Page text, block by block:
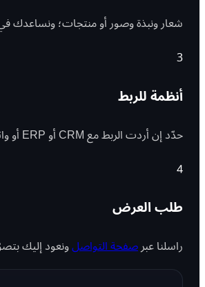
شعار ونبذة وصور أو منتجات؛ ونساعدك
3
أنظمة للربط
حدّد إن أردت الربط مع CRM أو ERP أو واتساب لاحقًا.
4
طلب العرض
راسلنا عبرصفحة التواصلونعود إليك